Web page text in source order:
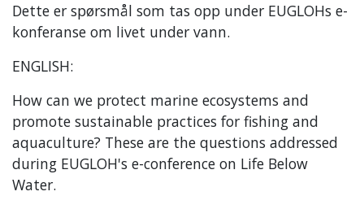
Dette er spørsmål som tas opp under EUGLOHs e-
konferanse om livet under vann.
ENGLISH:
How can we protect marine ecosystems and
promote sustainable practices for fishing and
aquaculture? These are the questions addressed
during EUGLOH's e-conference on Life Below
Water.